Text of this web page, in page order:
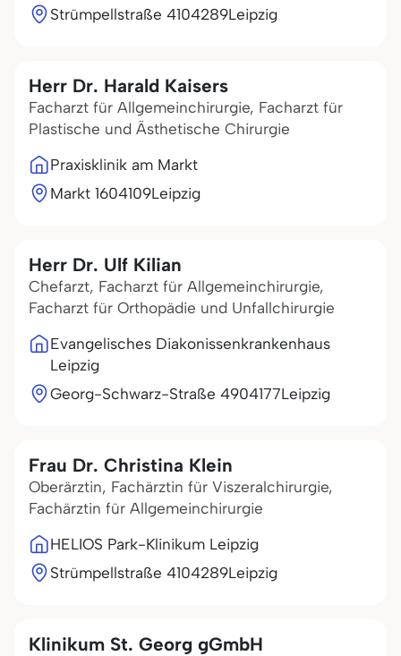
Strümpellstraße 4104289Leipzig
Herr Dr. Harald Kaisers
Facharzt für Allgemeinchirurgie, Facharzt für
Plastische und Ästhetische Chirurgie
Praxisklinik am Markt
Markt 1604109Leipzig
Herr Dr. Ulf Kilian
Chefarzt, Facharzt für Allgemeinchirurgie,
Facharzt für Orthopädie und Unfallchirurgie
Evangelisches Diakonissenkrankenhaus
Leipzig
Georg-Schwarz-Straße 4904177Leipzig
Frau Dr. Christina Klein
Oberärztin, Fachärztin für Viszeralchirurgie,
Fachärztin für Allgemeinchirurgie
HELIOS Park-Klinikum Leipzig
Strümpellstraße 4104289Leipzig
Klinikum St. Georg gGmbH